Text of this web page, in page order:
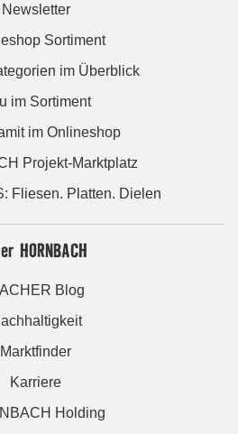
Newsletter
Sortiment
im Überblick
im Sortiment
im Onlineshop
Projekt-Marktplatz
Fliesen. Platten. Dielen
HORNBACH
Blog
Marktfinder
Karriere
Holding